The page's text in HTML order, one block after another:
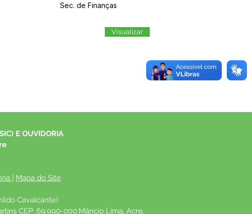
Sec. de Finanças
Visualizar
E OUVIDORIA
| Mapa do Site
Cavalcante)
CEP: 69.990-000.Mâncio Lima, Acre,